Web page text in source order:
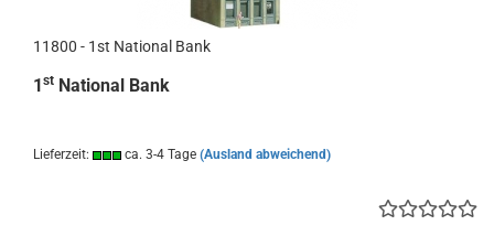
11800 - 1st National Bank
1st National Bank
Lieferzeit: ca. 3-4 Tage (Ausland abweichend)